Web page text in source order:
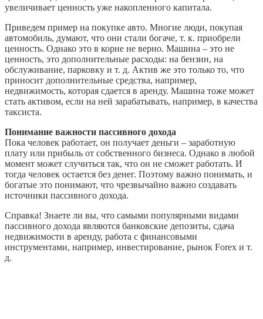
увеличивает ценность уже накопленного капитала.
Приведем пример на покупке авто. Многие люди, покупая
автомобиль, думают, что они стали богаче, т. к. приобрели
ценность. Однако это в корне не верно. Машина – это не
ценность, это дополнительные расходы: на бензин, на
обслуживание, парковку и т. д. Актив же это только то, что
приносит дополнительные средства, например,
недвижимость, которая сдается в аренду. Машина тоже может
стать активом, если на ней зарабатывать, например, в качества
таксиста.
Понимание важности пассивного дохода
Пока человек работает, он получает деньги – заработную
плату или прибыль от собственного бизнеса. Однако в любой
момент может случиться так, что он не сможет работать. И
тогда человек остается без денег. Поэтому важно понимать, и
богатые это понимают, что чрезвычайно важно создавать
источники пассивного дохода.
Справка! Знаете ли вы, что самыми популярными видами
пассивного дохода являются банковские депозиты, сдача
недвижимости в аренду, работа с финансовыми
инструментами, например, инвестирование, рынок Forex и т.
д.